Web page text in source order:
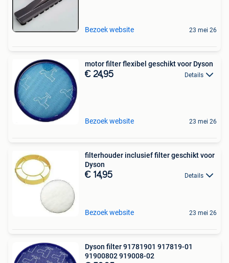
Bezoek website 23 mei 26
motor filter flexibel geschikt voor Dyson
€ 24,95 Details
Bezoek website 23 mei 26
filterhouder inclusief filter geschikt voor
Dyson
€ 14,95 Details
Bezoek website 23 mei 26
Dyson filter 91781901 917819-01
91900802 919008-02